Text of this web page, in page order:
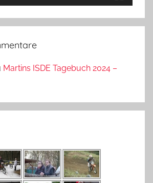
Martins ISDE Tagebuch 2024 –